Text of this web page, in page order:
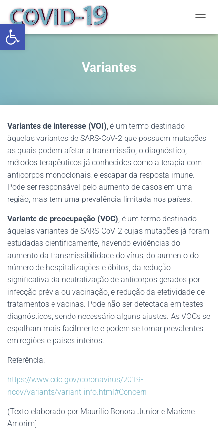
Abrir a barra de ferramentas
Variantes
Variantes de interesse (VOI), é um termo destinado
àquelas variantes de SARS-CoV-2 que possuem mutações
as quais podem afetar a transmissão, o diagnóstico,
métodos terapêuticos já conhecidos como a terapia com
anticorpos monoclonais, e escapar da resposta imune.
Pode ser responsável pelo aumento de casos em uma
região, mas tem uma prevalência limitada nos países.
Variante de preocupação (VOC), é um termo destinado
àquelas variantes de SARS-CoV-2 cujas mutações já foram
estudadas cientificamente, havendo evidências do
aumento da transmissibilidade do vírus, do aumento do
número de hospitalizações e óbitos, da redução
significativa da neutralização de anticorpos gerados por
infecção prévia ou vacinação, e redução da efetividade de
tratamentos e vacinas. Pode não ser detectada em testes
diagnósticos, sendo necessário alguns ajustes. As VOCs se
espalham mais facilmente e podem se tornar prevalentes
em regiões e países inteiros.
Referência:
https://www.cdc.gov/coronavirus/2019-
ncov/variants/variant-info.html#Concern
(Texto elaborado por Maurílio Bonora Junior e Mariene
Amorim)